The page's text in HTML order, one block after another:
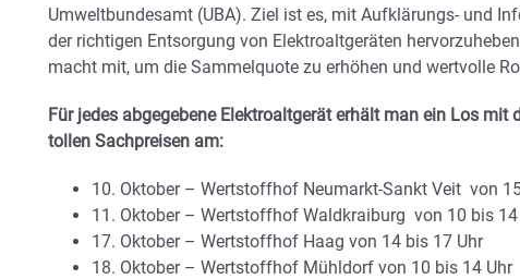
Umweltbundesamt (UBA). Ziel ist es, mit Aufklärungs- und
der richtigen Entsorgung von Elektroaltgeräten
macht mit, um die Sammelquote zu erhöhen und wertvolle
Für jedes abgegebene Elektroaltgerät erhält man ein Los mit
tollen Sachpreisen am:
10. Oktober – Wertstoffhof Neumarkt-Sankt Veit von
11. Oktober – Wertstoffhof Waldkraiburg von 10 bis 14
17. Oktober – Wertstoffhof Haag von 14 bis 17 Uhr
18. Oktober – Wertstoffhof Mühldorf von 10 bis 14 Uhr